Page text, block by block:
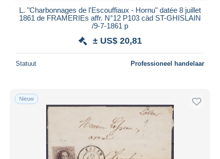
L. "Charbonnages de l'Escouffiaux - Hornu" datée 8 juillet
1861 de FRAMERIEs affr. N°12 P103 càd ST-GHISLAIN
/9-7-1861 p
± US$ 20,81
Statuut Professioneel handelaar
Nieuw